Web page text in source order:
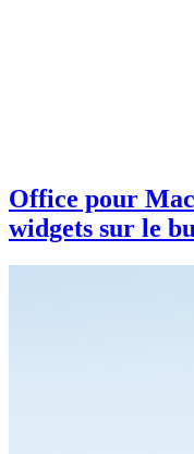
Office pour
widgets sur le